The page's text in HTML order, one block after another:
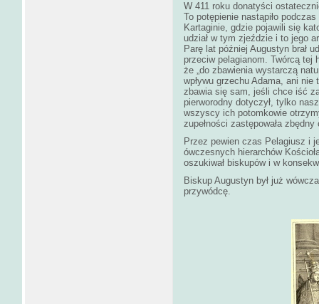
W 411 roku donatyści
To potępienie nastąpiło
Kartaginie, gdzie pojawili się
udział w tym zjeździe i to jego
Parę lat później Augustyn brał
przeciw pelagianom. Twórcą tej
że „do zbawienia wystarczą
wpływu grzechu Adama, ani nie
zbawia się sam, jeśli chce iść
pierworodny dotyczył, tylko
wszyscy ich potomkowie
zupełności zastępowała
Przez pewien czas Pelagiusz i
ówczesnych hierarchów
oszukiwał biskupów i w
Biskup Augustyn był już
przywódcę.